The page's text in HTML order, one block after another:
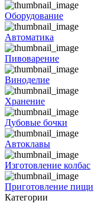
Оборудование
Автоматика
Пивоварение
Виноделие
Хранение
Дубовые бочки
Автоклавы
Изготовление колбас
Приготовление пищи
Категории